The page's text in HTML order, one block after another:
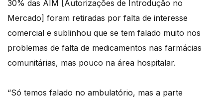
30% das AIM [Autorizações de Introdução no
Mercado] foram retiradas por falta de interesse
comercial e sublinhou que se tem falado muito nos
problemas de falta de medicamentos nas farmácias
comunitárias, mas pouco na área hospitalar.
“Só temos falado no ambulatório, mas a parte